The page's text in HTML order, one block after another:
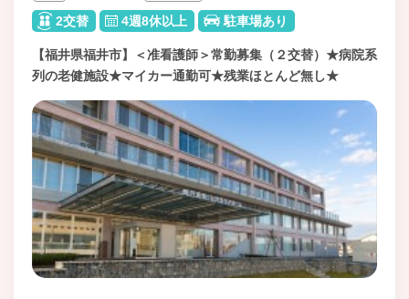
2交替
4週8休以上 駐車場あり
【福井県福井市】＜准看護師＞常勤募集（２交替）★病院系
列の老健施設★マイカー通勤可★残業ほとんど無し★